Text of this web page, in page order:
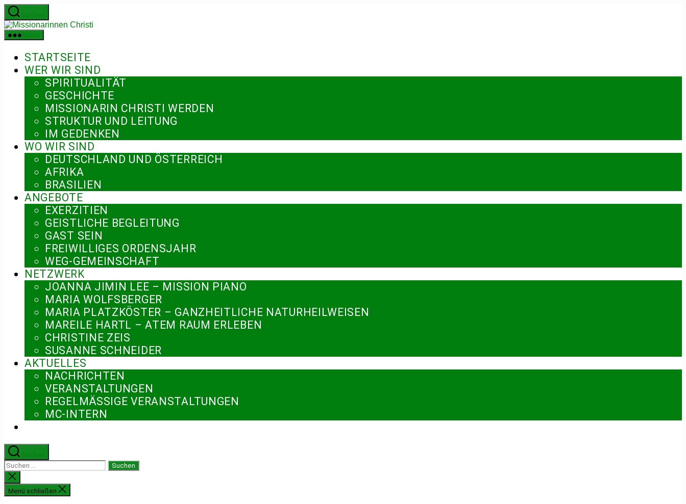
Zum
Inhalt
springen
STARTSEITE
WER WIR SIND
SPIRITUALITÄT
GESCHICHTE
MISSIONARIN CHRISTI WERDEN
STRUKTUR UND LEITUNG
IM GEDENKEN
WO WIR SIND
DEUTSCHLAND UND ÖSTERREICH
AFRIKA
BRASILIEN
ANGEBOTE
EXERZITIEN
GEISTLICHE BEGLEITUNG
GAST SEIN
FREIWILLIGES ORDENSJAHR
WEG-GEMEINSCHAFT
NETZWERK
JOANNA JIMIN LEE – MISSION PIANO
MARIA WOLFSBERGER
MARIA PLATZKÖSTER – GANZHEITLICHE NATURHEILWEISEN
MAREILE HARTL – ATEM RAUM ERLEBEN
CHRISTINE ZEIS
SUSANNE SCHNEIDER
AKTUELLES
NACHRICHTEN
VERANSTALTUNGEN
REGELMÄSSIGE VERANSTALTUNGEN
MC-INTERN
Suchen
nach:
Suche
schließen
Menü schließen